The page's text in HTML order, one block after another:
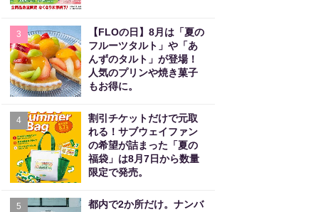
3
【FLOの日】8月は「夏の
フルーツタルト」や「あ
んずのタルト」が登場！
人気のプリンや焼き菓子
もお得に。
4
割引チケットだけで元取
れる！サブウェイファン
の希望が詰まった「夏の
福袋」は8月7日から数量
限定で発売。
5
都内で2か所だけ。ナンバ